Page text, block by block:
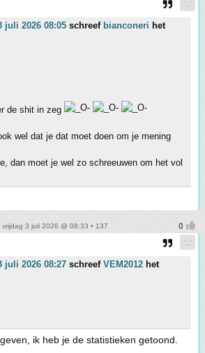
juli 2026 08:05 schreef bianconeri het
de shit in zeg
wel dat je dat moet doen om je mening
dan moet je wel zo schreeuwen om het vol
vrijdag 3 juli 2026 @ 08:33 • 137
juli 2026 08:27 schreef VEM2012 het
ik heb je de statistieken getoond.